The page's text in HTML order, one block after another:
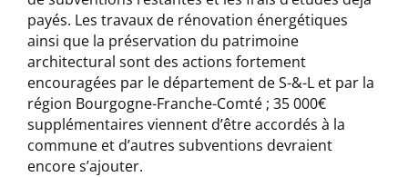
payés. Les travaux de rénovation énergétiques
ainsi que la préservation du patrimoine
architectural sont des actions fortement
encouragées par le département de S-&-L et par la
région Bourgogne-Franche-Comté ; 35 000€
supplémentaires viennent d’être accordés à la
commune et d’autres subventions devraient
encore s’ajouter.